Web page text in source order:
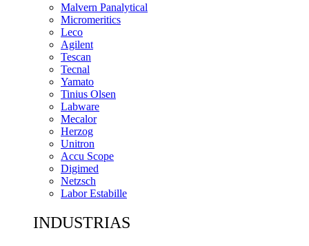
Malvern Panalytical
Micromeritics
Leco
Agilent
Tescan
Tecnal
Yamato
Tinius Olsen
Labware
Mecalor
Herzog
Unitron
Accu Scope
Digimed
Netzsch
Labor Estabille
INDUSTRIAS